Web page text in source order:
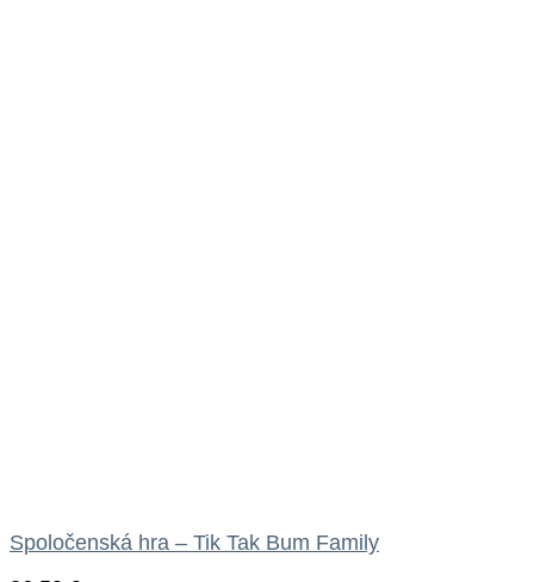
Spoločenská hra – Tik Tak Bum Family